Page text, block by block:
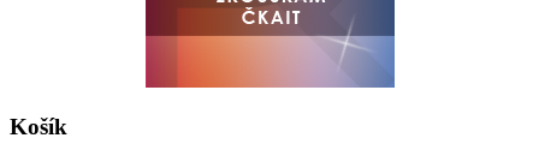
Košík